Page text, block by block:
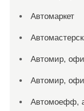
Автомаркет
Автомир,
Автомир,
Автомоефф,